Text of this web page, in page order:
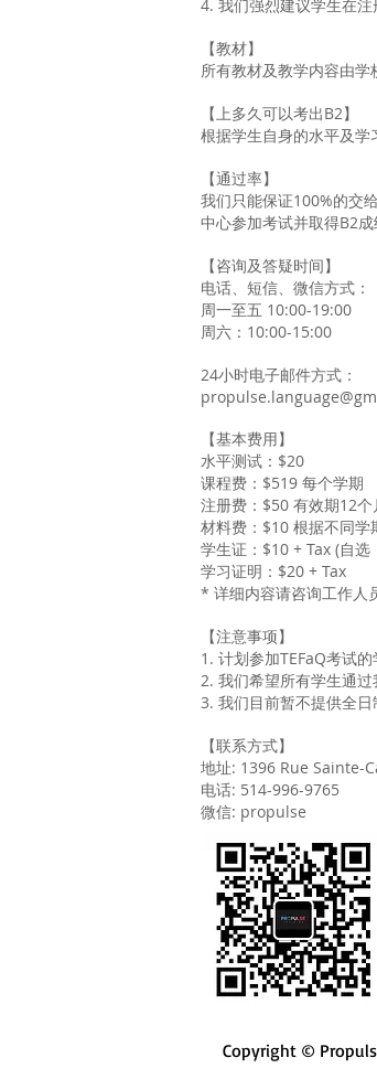
4. 我们强烈建议学生在注
【教材】
所有教材及教学内容由学
【上多久可以考出B2】
根据学生自身的水平及学
【通过率】
我们只能保证100%的交
中心参加考试并取得B2成
【咨询及答疑时间】
电话、短信、微信方式：
周一至五 10:00-19:00
周六：10:00-15:00
24小时电子邮件方式：
【基本费用】
水平测试：$20
课程费：$519 每个学期
注册费：$50 有效期12个
材料费：$10 根据不同学
学生证：$10 + Tax (自
学习证明：$20 + Tax
* 详细内容请咨询工作人
【注意事项】
1. 计划参加TEFaQ考试
2. 我们希望所有学生通
3. 我们目前暂不提供全日
【联系方式】
地址: 1396 Rue Sainte-
电话: 514-996-9765
微信: propulse
Copyright ©